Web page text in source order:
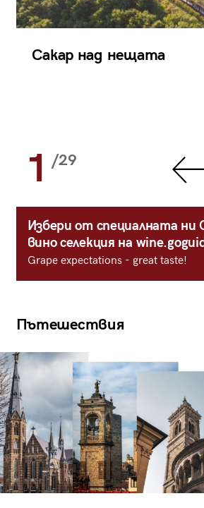
Сакар над нещата
1 /29
Избери от специалната ни
вино селекция на
Grape expectations - great taste!
Пътешествия